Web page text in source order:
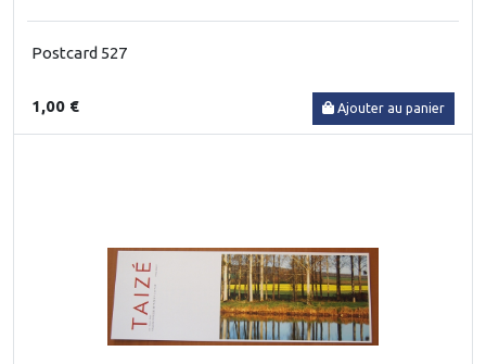
Postcard 527
1,00 € Ajouter au panier